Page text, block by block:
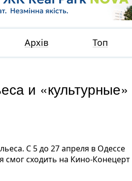
Архів Топ
и «культурные»
С 5 до 27 апреля в Одессе
смог сходить на Кино-Конецерт